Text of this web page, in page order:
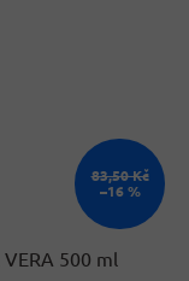
83,50 Kč
–16 %
500 ml